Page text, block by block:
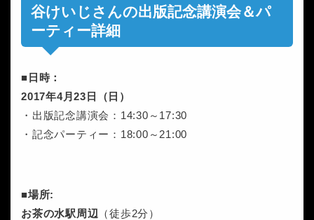
谷けいじさんの出版記念講演会＆パ
ーティー詳細
■日時：
2017年4月23日（日）
・出版記念講演会：14:30～17:30
・記念パーティー：18:00～21:00
■場所:
お茶の水駅周辺
（徒歩2分）